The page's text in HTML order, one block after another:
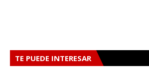
TE PUEDE INTERESAR